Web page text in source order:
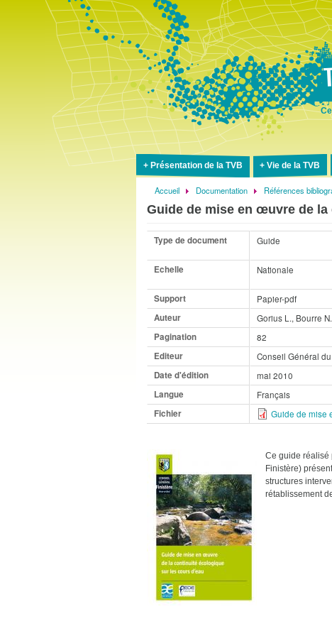
Présentation de la TVB Vie de la TVB
Fil
d'Ariane
Accueil Documentation Références
Guide de mise en œuvre de
Type de document Guide
Echelle Nationale
Support
Papier-pdf
Auteur
Gorius L., Bourre
Pagination
82
Editeur
Conseil Général
Date d'édition
mai 2010
Langue
Français
Fichier
Guide de mise
Ce guide réalisé
Finistère)
structures
rétablissement